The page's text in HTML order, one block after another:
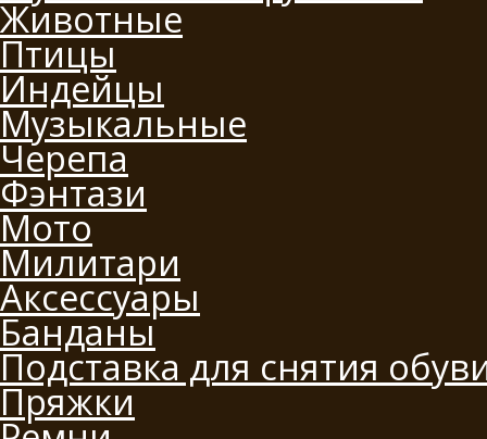
Животные
Птицы
Индейцы
Музыкальные
Черепа
Фэнтази
Мото
Милитари
Аксессуары
Банданы
Подставка для снятия
Пряжки